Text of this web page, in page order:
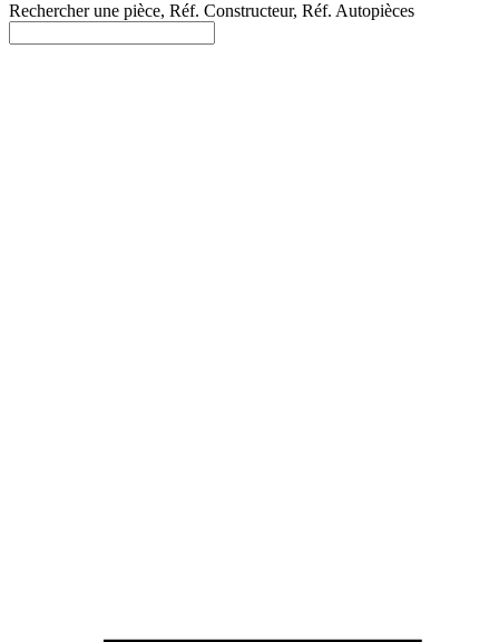
Rechercher une pièce, Réf. Constructeur, Réf. Autopièces